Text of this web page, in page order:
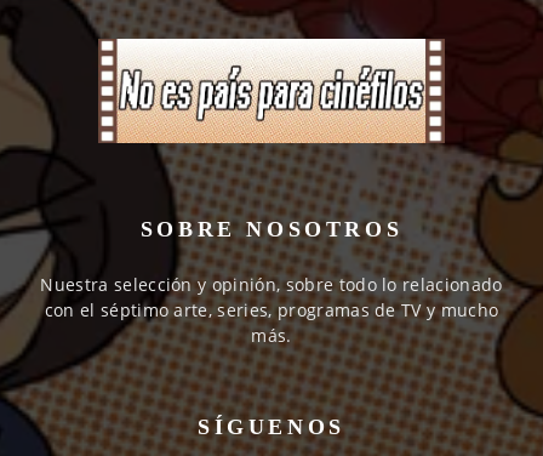
SOBRE NOSOTROS
Nuestra selección y opinión, sobre todo lo relacionado
con el séptimo arte, series, programas de TV y mucho
más.
SÍGUENOS